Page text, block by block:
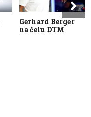
Gerhard Berger
na čelu DTM